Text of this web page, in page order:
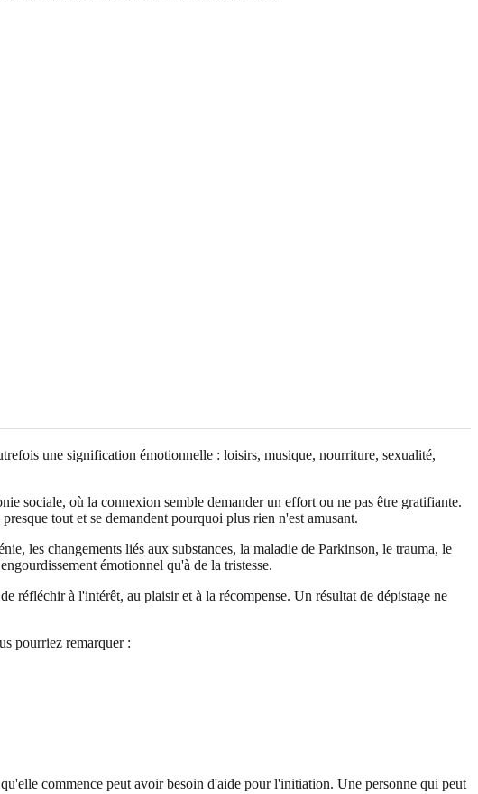
une signification émotionnelle : loisirs, musique, nourriture, sexualité,
sociale, où la connexion semble demander un effort ou ne pas être gratifiante.
tout et se demandent pourquoi plus rien n'est amusant.
les changements liés aux substances, la maladie de Parkinson, le trauma, le
émotionnel qu'à de la tristesse.
réfléchir à l'intérêt, au plaisir et à la récompense. Un résultat de dépistage ne
pourriez remarquer :
commence peut avoir besoin d'aide pour l'initiation. Une personne qui peut